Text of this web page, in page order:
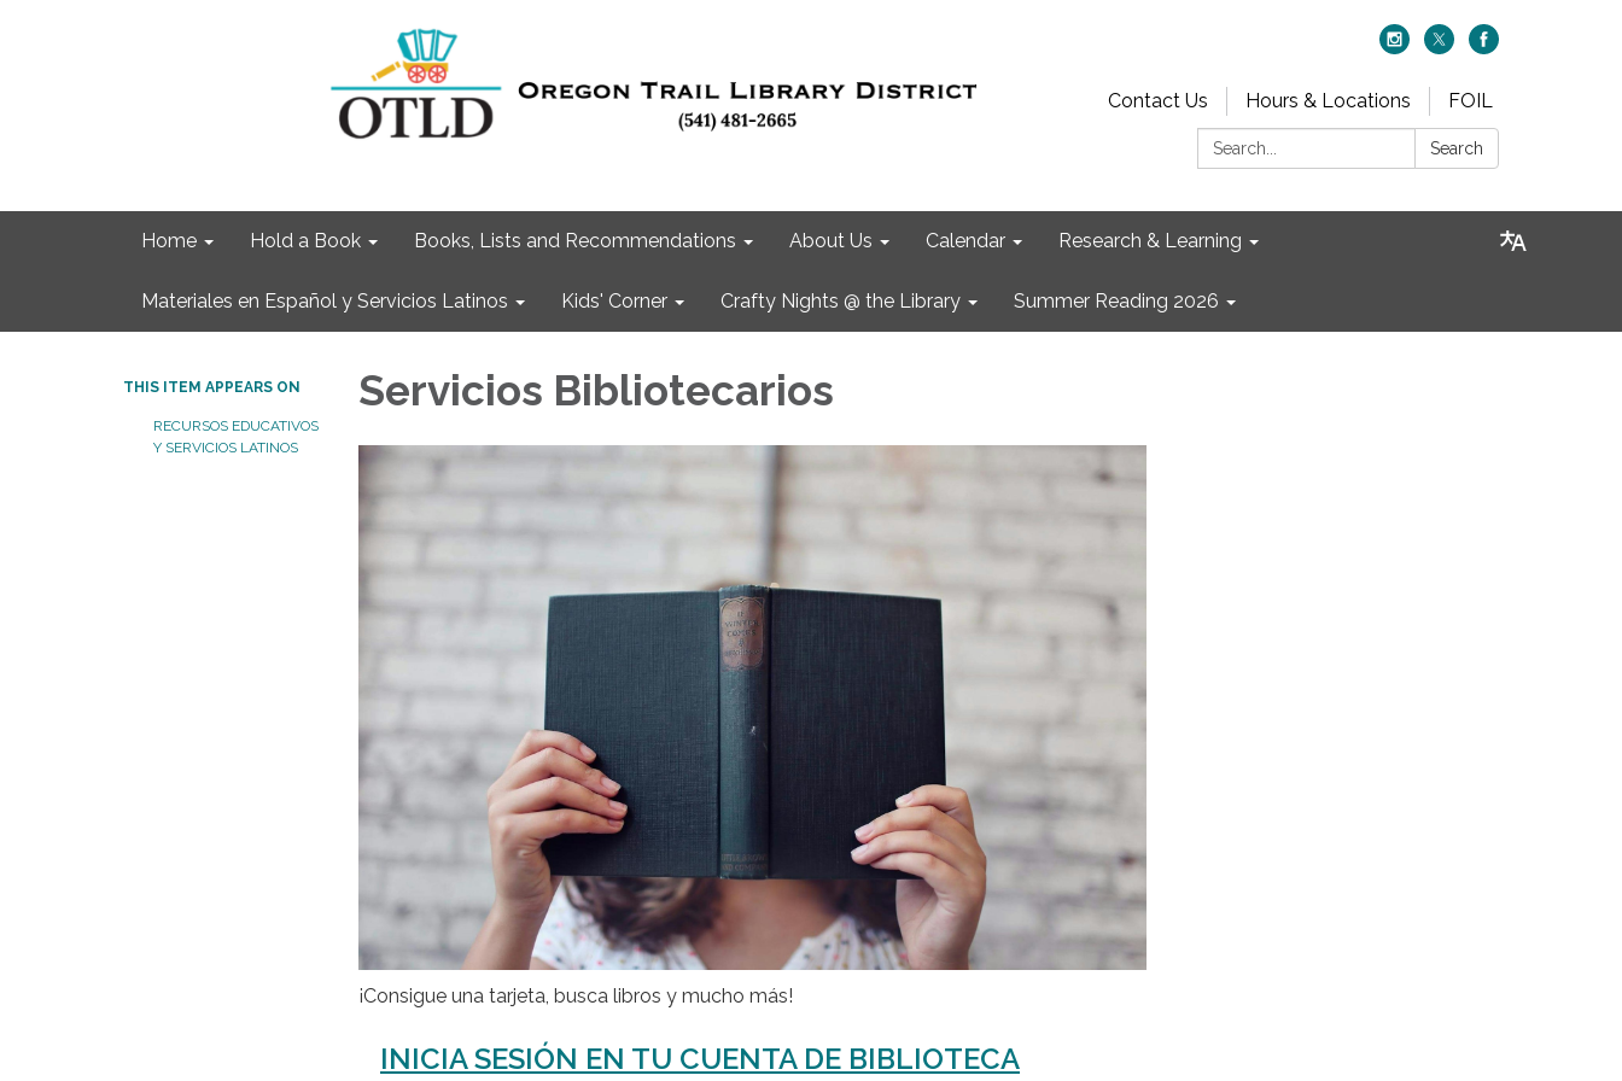
Contact Us Hours & Locations
FOIL
Search:
Search
Home Hold a Book Books, Lists and Recommendations About Us Calendar Research & Learning
Materiales en Español y Servicios Latinos Kids' Corner Crafty Nights @ the Library Summer Reading 2026
THIS ITEM APPEARS ON
RECURSOS EDUCATIVOS
Y SERVICIOS LATINOS
Servicios Bibliotecarios
¡Consigue una tarjeta, busca libros y mucho más!
INICIA SESIÓN EN TU CUENTA DE BIBLIOTECA